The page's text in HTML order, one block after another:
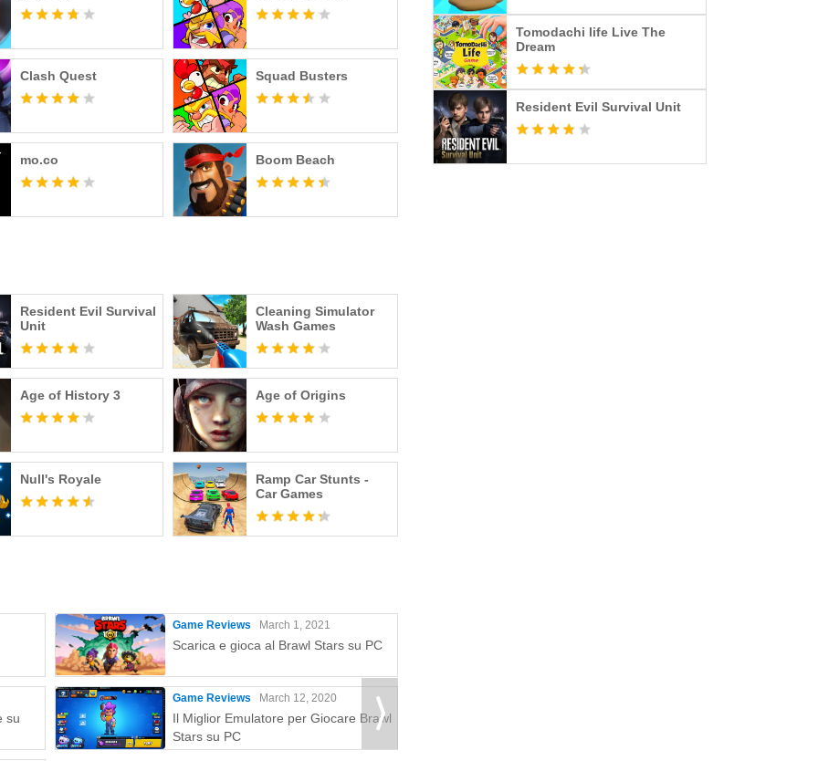
Clash Quest Squad Busters
mo.co Boom Beach
Resident Evil Survival
Unit
Cleaning Simulator
Wash Games
Age of History 3 Age of Origins
Null's Royale
Ramp Car Stunts -
Car Games
su
Game Reviews March 1, 2021
Scarica e gioca al Brawl Stars su PC
Game Reviews March 12, 2020
Il Miglior Emulatore per Giocare Brawl
Stars su PC
Tomodachi life Live The
Dream
Resident Evil Survival Unit